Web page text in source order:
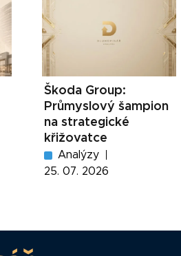
Škoda Group:
Průmyslový šampion
na strategické
křižovatce
Analýzy
25. 07. 2026